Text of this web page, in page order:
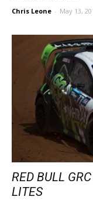
Chris Leone - May 13,
RED BULL
LITES